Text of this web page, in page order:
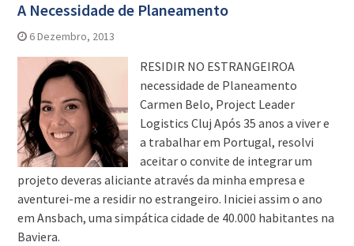
A Necessidade de Planeamento
6 Dezembro, 2013
RESIDIR NO ESTRANGEIROA
necessidade de Planeamento
Carmen Belo, Project Leader
Logistics Cluj Após 35 anos a viver e
a trabalhar em Portugal, resolvi
aceitar o convite de integrar um
projeto deveras aliciante através da minha empresa e
aventurei-me a residir no estrangeiro. Iniciei assim o ano
em Ansbach, uma simpática cidade de 40.000 habitantes na
Baviera.